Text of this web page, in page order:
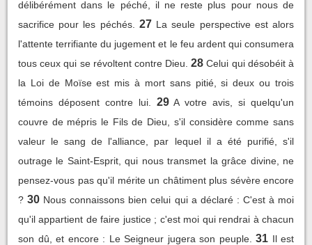
délibérément dans le péché, il ne reste plus pour nous de
sacrifice pour les péchés.
27 La seule perspective est alors
l'attente terrifiante du jugement et le feu ardent qui consumera
tous ceux qui se révoltent contre Dieu. 28 Celui qui désobéit à
la Loi de Moïse est mis à mort sans pitié, si deux ou trois
témoins déposent contre lui.
29 A votre avis, si quelqu'un
couvre de mépris le Fils de Dieu, s'il considère comme sans
valeur le sang de l'alliance, par lequel il a été purifié, s'il
outrage le Saint-Esprit, qui nous transmet la grâce divine, ne
pensez-vous pas qu'il mérite un châtiment plus sévère encore
? 30 Nous connaissons bien celui qui a déclaré : C'est à moi
qu'il appartient de faire justice ; c'est moi qui rendrai à chacun
son dû, et encore : Le Seigneur jugera son peuple. 31 Il est